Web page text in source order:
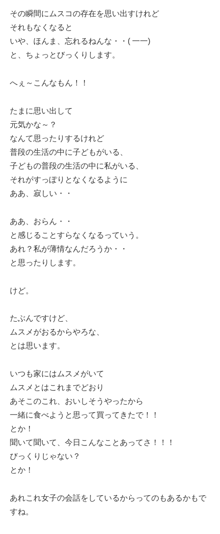
その瞬間にムスコの存在を思い出すけれど
それもなくなると
いや、ほんま、忘れるねんな・・( 一一)
と、ちょっとびっくりします。
へぇ～こんなもん！！
たまに思い出して
元気かな～？
なんて思ったりするけれど
普段の生活の中に子どもがいる、
子どもの普段の生活の中に私がいる、
それがすっぽりとなくなるように
ああ、寂しい・・
ああ、おらん・・
と感じることすらなくなるっていう。
あれ？私が薄情なんだろうか・・
と思ったりします。
けど。
たぶんですけど、
ムスメがおるからやろな、
とは思います。
いつも家にはムスメがいて
ムスメとはこれまでどおり
あそこのこれ、おいしそうやったから
一緒に食べようと思って買ってきたで！！
とか！
聞いて聞いて、今日こんなことあってさ！！！
びっくりじゃない？
とか！
あれこれ女子の会話をしているからってのもあるかもで
すね。